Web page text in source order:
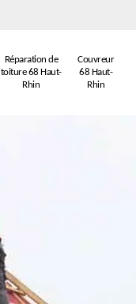
Réparation de
toiture 68 Haut-
Rhin
Couvreur
68 Haut-
Rhin